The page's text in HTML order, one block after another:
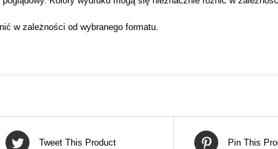
w zależności od wybranego formatu.
Tweet This Product Pin This